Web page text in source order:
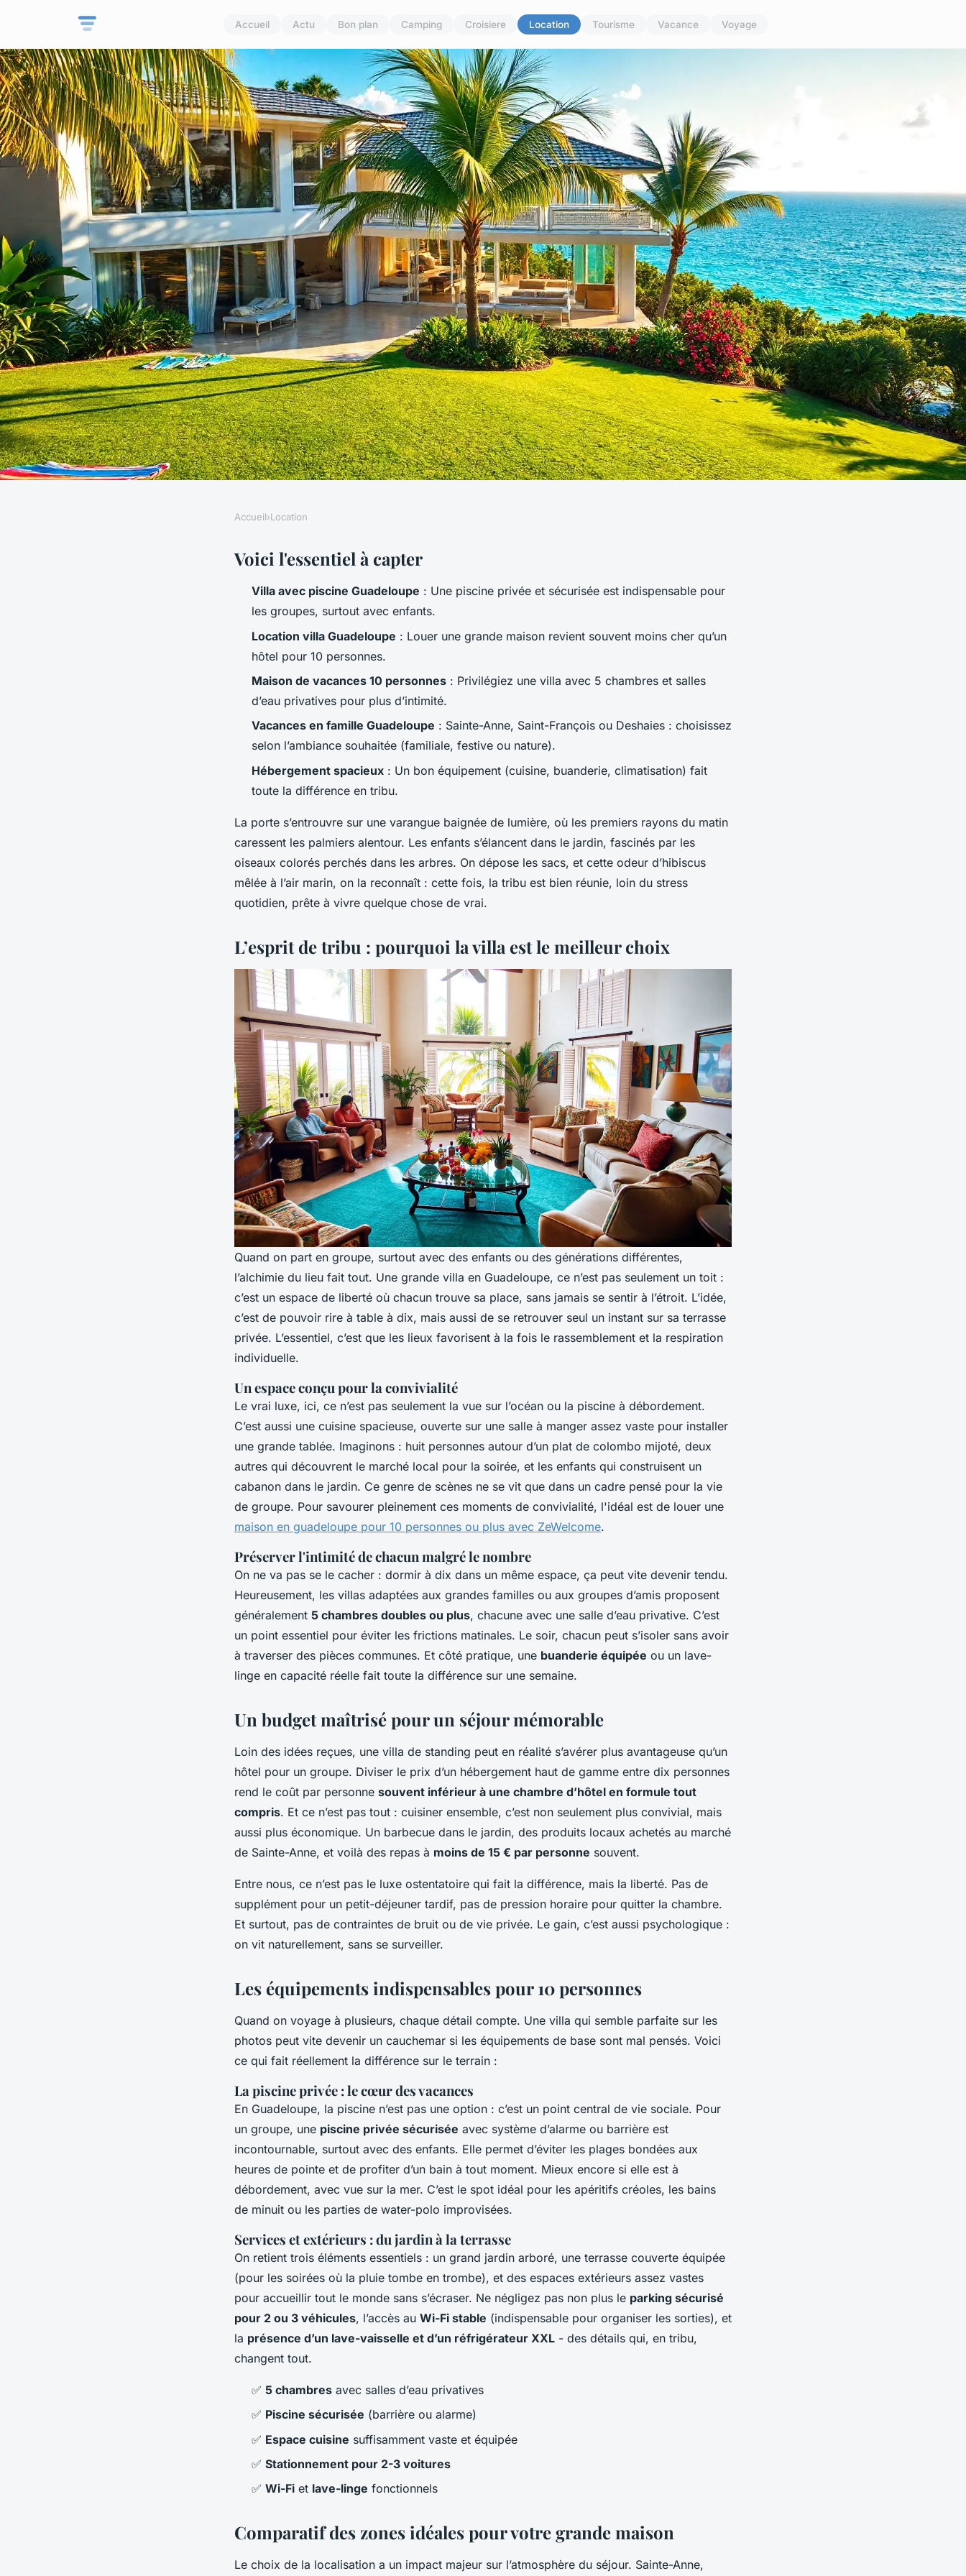
Accueil Actu Bon plan Camping Croisiere Location Tourisme Vacance Voyage
Top raisons de louer une maison pour
10 personnes en Guadeloupe
Accueil›Location
Voici l'essentiel à capter
Villa avec piscine Guadeloupe : Une piscine privée et sécurisée est indispensable pour
les groupes, surtout avec enfants.
Location villa Guadeloupe : Louer une grande maison revient souvent moins cher qu’un
hôtel pour 10 personnes.
Maison de vacances 10 personnes : Privilégiez une villa avec 5 chambres et salles
d’eau privatives pour plus d’intimité.
Vacances en famille Guadeloupe : Sainte-Anne, Saint-François ou Deshaies : choisissez
selon l’ambiance souhaitée (familiale, festive ou nature).
Hébergement spacieux : Un bon équipement (cuisine, buanderie, climatisation) fait
toute la différence en tribu.
La porte s’entrouvre sur une varangue baignée de lumière, où les premiers rayons du matin
caressent les palmiers alentour. Les enfants s’élancent dans le jardin, fascinés par les
oiseaux colorés perchés dans les arbres. On dépose les sacs, et cette odeur d’hibiscus
mêlée à l’air marin, on la reconnaît : cette fois, la tribu est bien réunie, loin du stress
quotidien, prête à vivre quelque chose de vrai.
L’esprit de tribu : pourquoi la villa est le meilleur choix
Quand on part en groupe, surtout avec des enfants ou des générations différentes,
l’alchimie du lieu fait tout. Une grande villa en Guadeloupe, ce n’est pas seulement un toit :
c’est un espace de liberté où chacun trouve sa place, sans jamais se sentir à l’étroit. L’idée,
c’est de pouvoir rire à table à dix, mais aussi de se retrouver seul un instant sur sa terrasse
privée. L’essentiel, c’est que les lieux favorisent à la fois le rassemblement et la respiration
individuelle.
Un espace conçu pour la convivialité
Le vrai luxe, ici, ce n’est pas seulement la vue sur l’océan ou la piscine à débordement.
C’est aussi une cuisine spacieuse, ouverte sur une salle à manger assez vaste pour installer
une grande tablée. Imaginons : huit personnes autour d’un plat de colombo mijoté, deux
autres qui découvrent le marché local pour la soirée, et les enfants qui construisent un
cabanon dans le jardin. Ce genre de scènes ne se vit que dans un cadre pensé pour la vie
de groupe. Pour savourer pleinement ces moments de convivialité, l'idéal est de louer une
maison en guadeloupe pour 10 personnes ou plus avec ZeWelcome.
Préserver l'intimité de chacun malgré le nombre
On ne va pas se le cacher : dormir à dix dans un même espace, ça peut vite devenir tendu.
Heureusement, les villas adaptées aux grandes familles ou aux groupes d’amis proposent
généralement 5 chambres doubles ou plus, chacune avec une salle d’eau privative. C’est
un point essentiel pour éviter les frictions matinales. Le soir, chacun peut s’isoler sans avoir
à traverser des pièces communes. Et côté pratique, une buanderie équipée ou un lave-
linge en capacité réelle fait toute la différence sur une semaine.
Un budget maîtrisé pour un séjour mémorable
Loin des idées reçues, une villa de standing peut en réalité s’avérer plus avantageuse qu’un
hôtel pour un groupe. Diviser le prix d’un hébergement haut de gamme entre dix personnes
rend le coût par personne souvent inférieur à une chambre d’hôtel en formule tout
compris. Et ce n’est pas tout : cuisiner ensemble, c’est non seulement plus convivial, mais
aussi plus économique. Un barbecue dans le jardin, des produits locaux achetés au marché
de Sainte-Anne, et voilà des repas à moins de 15 € par personne souvent.
Entre nous, ce n’est pas le luxe ostentatoire qui fait la différence, mais la liberté. Pas de
supplément pour un petit-déjeuner tardif, pas de pression horaire pour quitter la chambre.
Et surtout, pas de contraintes de bruit ou de vie privée. Le gain, c’est aussi psychologique :
on vit naturellement, sans se surveiller.
Les équipements indispensables pour 10 personnes
Quand on voyage à plusieurs, chaque détail compte. Une villa qui semble parfaite sur les
photos peut vite devenir un cauchemar si les équipements de base sont mal pensés. Voici
ce qui fait réellement la différence sur le terrain :
La piscine privée : le cœur des vacances
En Guadeloupe, la piscine n’est pas une option : c’est un point central de vie sociale. Pour
un groupe, une piscine privée sécurisée avec système d’alarme ou barrière est
incontournable, surtout avec des enfants. Elle permet d’éviter les plages bondées aux
heures de pointe et de profiter d’un bain à tout moment. Mieux encore si elle est à
débordement, avec vue sur la mer. C’est le spot idéal pour les apéritifs créoles, les bains
de minuit ou les parties de water-polo improvisées.
Services et extérieurs : du jardin à la terrasse
On retient trois éléments essentiels : un grand jardin arboré, une terrasse couverte équipée
(pour les soirées où la pluie tombe en trombe), et des espaces extérieurs assez vastes
pour accueillir tout le monde sans s’écraser. Ne négligez pas non plus le parking sécurisé
pour 2 ou 3 véhicules, l’accès au Wi-Fi stable (indispensable pour organiser les sorties), et
la présence d’un lave-vaisselle et d’un réfrigérateur XXL - des détails qui, en tribu,
changent tout.
✅ 5 chambres avec salles d’eau privatives
✅ Piscine sécurisée (barrière ou alarme)
✅ Espace cuisine suffisamment vaste et équipée
✅ Stationnement pour 2-3 voitures
✅ Wi-Fi et lave-linge fonctionnels
Comparatif des zones idéales pour votre grande maison
Le choix de la localisation a un impact majeur sur l’atmosphère du séjour. Sainte-Anne,